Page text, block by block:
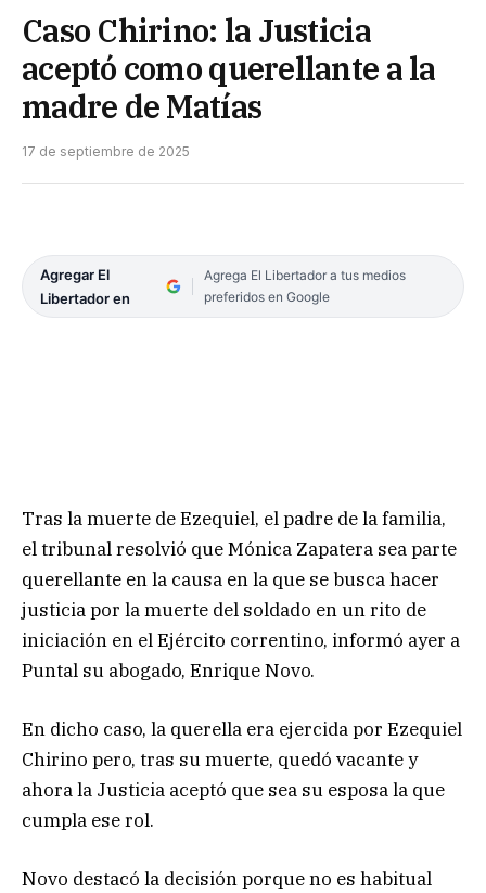
Caso Chirino: la Justicia
aceptó como querellante a la
madre de Matías
17 de septiembre de 2025
Agregar El
Libertador en
Agrega El Libertador a tus medios
preferidos en Google
Tras la muerte de Ezequiel, el padre de la familia,
el tribunal resolvió que Mónica Zapatera sea parte
querellante en la causa en la que se busca hacer
justicia por la muerte del soldado en un rito de
iniciación en el Ejército correntino, informó ayer a
Puntal su abogado, Enrique Novo.
En dicho caso, la querella era ejercida por Ezequiel
Chirino pero, tras su muerte, quedó vacante y
ahora la Justicia aceptó que sea su esposa la que
cumpla ese rol.
Novo destacó la decisión porque no es habitual